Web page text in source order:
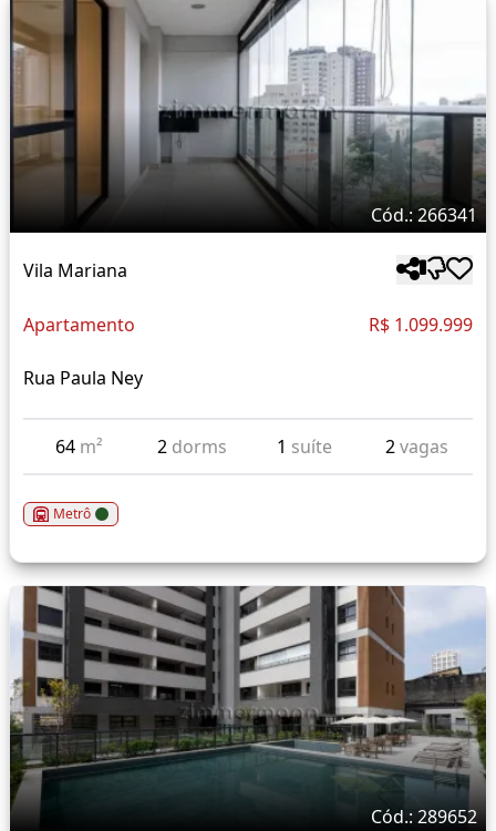
Cód.: 266341
Vila Mariana
Apartamento R$ 1.099.999
Rua Paula Ney
64 m² 2 dorms 1 suíte 2vagas
Metrô
Cód.: 289652